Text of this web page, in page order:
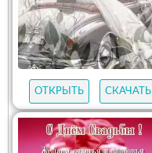
ОТКРЫТЬ СКАЧАТЬ